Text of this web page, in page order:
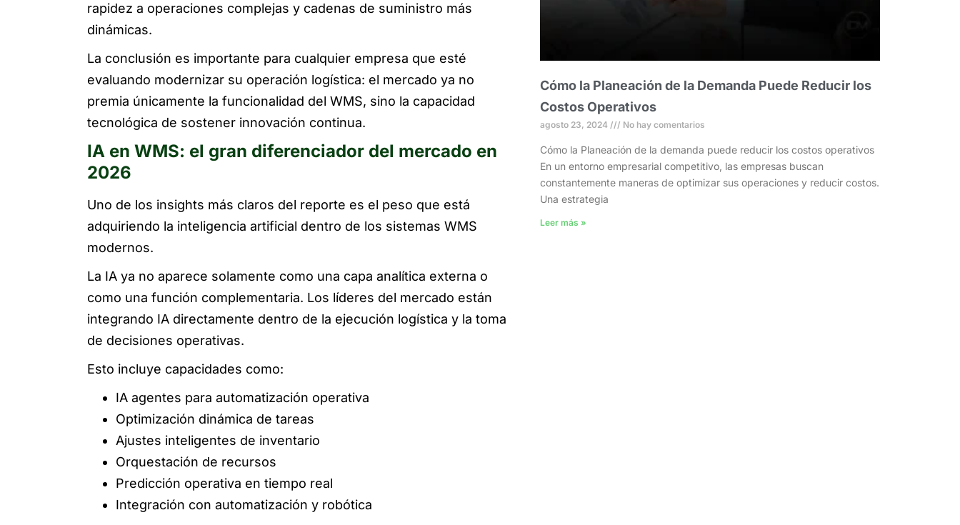
rapidez a operaciones complejas y cadenas de suministro más
dinámicas.
La conclusión es importante para cualquier empresa que esté
evaluando modernizar su operación logística: el mercado ya no
premia únicamente la funcionalidad del WMS, sino la capacidad
tecnológica de sostener innovación continua.
IA en WMS: el gran diferenciador del mercado en
2026
Uno de los insights más claros del reporte es el peso que está
adquiriendo la inteligencia artificial dentro de los sistemas WMS
modernos.
La IA ya no aparece solamente como una capa analítica externa o
como una función complementaria. Los líderes del mercado están
integrando IA directamente dentro de la ejecución logística y la toma
de decisiones operativas.
Esto incluye capacidades como:
IA agentes para automatización operativa
Optimización dinámica de tareas
Ajustes inteligentes de inventario
Orquestación de recursos
Predicción operativa en tiempo real
Integración con automatización y robótica
Cómo la Planeación de la Demanda Puede Reducir los
Costos Operativos
agosto 23, 2024 No hay comentarios
Cómo la Planeación de la demanda puede reducir los costos operativos
En un entorno empresarial competitivo, las empresas buscan
constantemente maneras de optimizar sus operaciones y reducir costos.
Una estrategia
Leer más »